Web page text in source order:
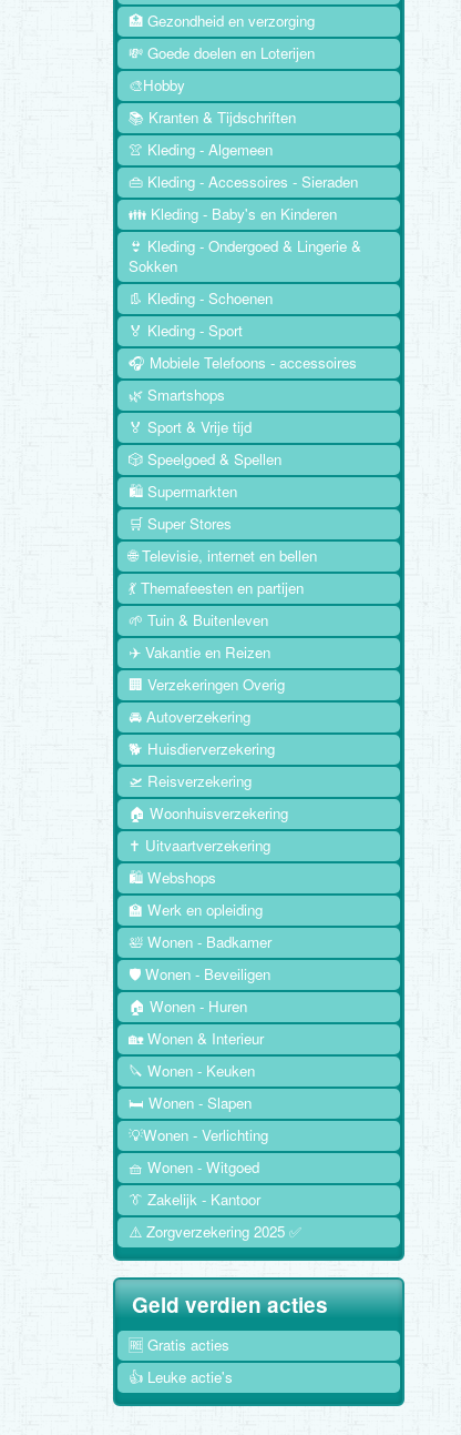
🏥 Gezondheid en verzorging
💸 Goede doelen en Loterijen
🎨Hobby
📚 Kranten & Tijdschriften
👚 Kleding - Algemeen
👜 Kleding - Accessoires - Sieraden
👪 Kleding - Baby's en Kinderen
👙 Kleding - Ondergoed & Lingerie &
Sokken
👢 Kleding - Schoenen
🏅 Kleding - Sport
🎧 Mobiele Telefoons - accessoires
🌿 Smartshops
🏅 Sport & Vrije tijd
🎲 Speelgoed & Spellen
🛍️ Supermarkten
🛒 Super Stores
🌐 Televisie, internet en bellen
💃 Themafeesten en partijen
🌱 Tuin & Buitenleven
✈️ Vakantie en Reizen
🏢 Verzekeringen Overig
🚘 Autoverzekering
🐕 Huisdierverzekering
🛫 Reisverzekering
🏠 Woonhuisverzekering
✝️ Uitvaartverzekering
🛍️ Webshops
🏫 Werk en opleiding
🛀 Wonen - Badkamer
🛡️ Wonen - Beveiligen
🏠 Wonen - Huren
🏡 Wonen & Interieur
🔪 Wonen - Keuken
🛏️ Wonen - Slapen
💡Wonen - Verlichting
🧺 Wonen - Witgoed
👔 Zakelijk - Kantoor
⚠️ Zorgverzekering 2025 ✅
Geld verdien acties
🆓 Gratis acties
👍 Leuke actie's